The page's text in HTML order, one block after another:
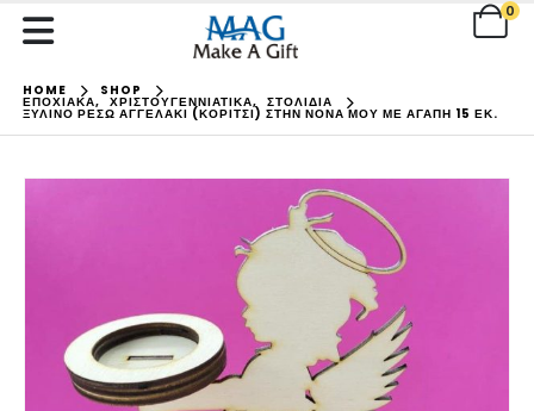
0
HOME SHOP
ΕΠΟΧΙΑΚΑ, ΧΡΙΣΤΟΥΓΕΝΝΙΑΤΙΚΑ, ΣΤΟΛΙΔΙΑ
ΞΎΛΙΝΟ ΡΕΣΏ ΑΓΓΕΛΆΚΙ (ΚΟΡΊΤΣΙ) ΣΤΗΝ ΝΟΝΆ ΜΟΥ ΜΕ ΑΓΆΠΗ 15 ΕΚ.